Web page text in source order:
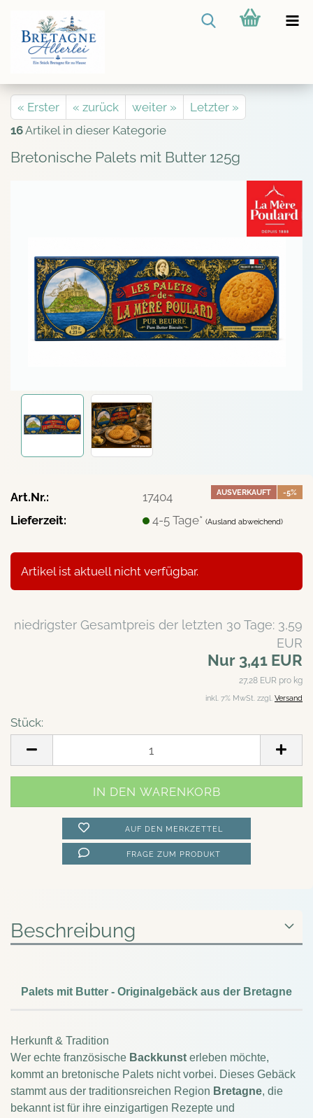
« Erster « zurück weiter »
Letzter »
16Artikel in dieser Kategorie
Bretonische Palets mit Butter 125g
AUSVERKAUFT -5%
Art.Nr.:
17404
Lieferzeit:
4-5 Tage*(Ausland abweichend)
Artikel ist aktuell nicht verfügbar.
niedrigster Gesamtpreis der letzten 30 Tage: 3,59
EUR
Nur 3,41 EUR
27,28 EUR pro kg
inkl. 7% MwSt. zzgl. Versand
Stück:
AUF DEN MERKZETTEL
FRAGE ZUM PRODUKT
Beschreibung
Palets mit Butter - Originalgebäck aus der Bretagne
Herkunft & Tradition
Wer echte französische Backkunst erleben möchte,
kommt an bretonische Palets nicht vorbei. Dieses Gebäck
stammt aus der traditionsreichen Region Bretagne, die
bekannt ist für ihre einzigartigen Rezepte und